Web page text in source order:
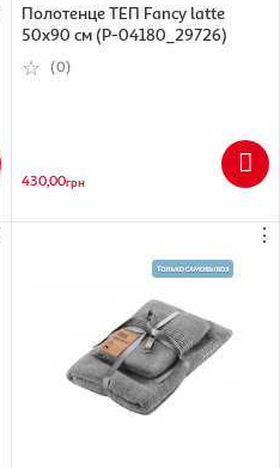
Полотенце ТЕП Fancy latte
50x90 см (Р-04180_29726)
(0)
430,00грн
⋮